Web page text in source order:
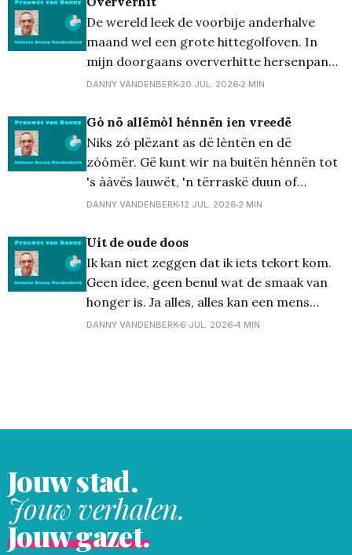
eedëlmitauwël.
De wereld leek de voorbije anderhalve
maand wel een grote hittegolfoven. In
mijn doorgaans oververhitte hersenpan
ontdekte ik nieuwe woorden in bestaande,
van WK voetbal tussen Engeland en
Argentinië zat te kijken in het gezelschap
van zatte Jean-Luc. Oververhit zijn
DANNY VANDENBERK 20 JUL. 2026 2 MIN
Gò nö allëmòl hénnën ien vreedë
Niks zó plëzant as dë lèntën en dë
zóómër. Gë kunt wir na buitën hénnën tot
's ààvës lauwët, 'n tërraskë duun of
óóvërdag wa ien öwën hof wérrë'ën, dë
zóndër dè gë'm ien dë dreujëgkas moet
stèè&
DANNY VANDENBERK 12 JUL. 2026 2 MIN
Uit de oude doos
Ik kan niet zeggen dat ik iets tekort kom.
Geen idee, geen benul wat de smaak van
honger is. Ja alles, alles kan een mens
gelukkig maken. Een zingende merel, de
DANNY VANDENBERK 6 JUL. 2026 4 MIN
Jouw stad.
Jouw verhalen.
Jouw gazet.